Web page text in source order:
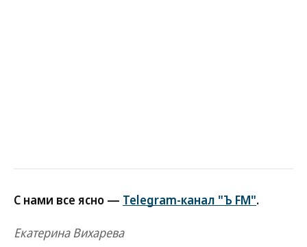
С нами все ясно — Telegram-канал "Ъ FM".
Екатерина Вихарева